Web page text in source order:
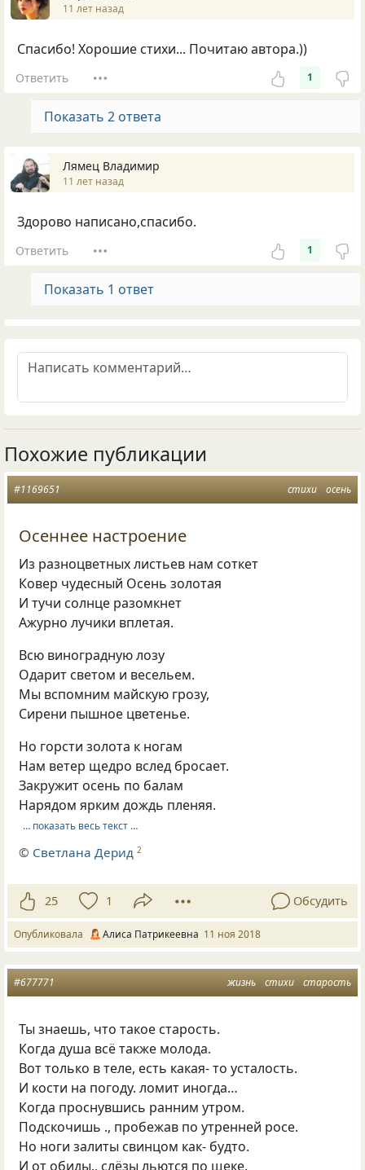
11 лет назад
Спасибо! Хорошие стихи... Почитаю автора.))
Ответить 1
Показать 2 ответа
Лямец Владимир
11 лет назад
Здорово написано,спасибо.
Ответить 1
Показать 1 ответ
Похожие публикации
стихи осень
#1169651
Осеннее настроение
Из разноцветных листьев нам соткет
Ковер чудесный Осень золотая
И тучи солнце разомкнет
Ажурно лучики вплетая.
Всю виноградную лозу
Одарит светом и весельем.
Мы вспомним майскую грозу,
Сирени пышное цветенье.
Но горсти золота к ногам
Нам ветер щедро вслед бросает.
Закружит осень по балам
Нарядом ярким дождь пленяя.
… показать весь текст …
© Светлана Дерид 2
25 1 Обсудить
Опубликовала Алиса Патрикеевна 11 ноя 2018
жизнь стихи старость
#677771
Ты знаешь, что такое старость.
Когда душа всё также молода.
Вот только в теле, есть какая- то усталость.
И кости на погоду. ломит иногда…
Когда проснувшись ранним утром.
Подскочишь ., пробежав по утренней росе.
Но ноги залиты свинцом как- будто.
И от обиды., слёзы льются по щеке.